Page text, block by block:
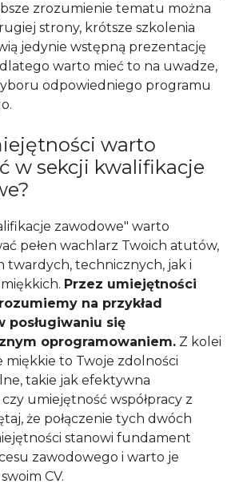
zrozumienie tematu można
strony, krótsze szkolenia
jedynie wstępną prezentację
warto mieć to na uwadze,
odpowiedniego programu
warto
w sekcji kwalifikacje
zawodowe" warto
pełen wachlarz Twoich atutów,
twardych, technicznych, jak i
Przez umiejętności
na przykład
posługiwaniu się
oprogramowaniem. Z kolei
miękkie to Twoje zdolności
takie jak efektywna
umiejętność współpracy z
że połączenie tych dwóch
stanowi fundament
zawodowego i warto je
CV.